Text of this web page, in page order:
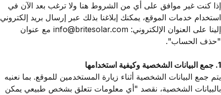
إذا كنت غير موافق على أي من الشروط هنا ولا ترغب بعد الآن في
استخدام خدمات الموقع، يمكنك إبلاغنا بذلك عبر إرسال بريد إلكتروني
إلينا على العنوان الإلكتروني: info@britesolar.com مع عنوان
"حذف الحساب".
1. جمع البيانات الشخصية وكيفية استخدامها
يتم جمع البيانات الشخصية أثناء زيارة المستخدمين للموقع. بما نعنيه
بالبيانات الشخصية، نقصد "أي معلومات تتعلق بشخص طبيعي يمكن